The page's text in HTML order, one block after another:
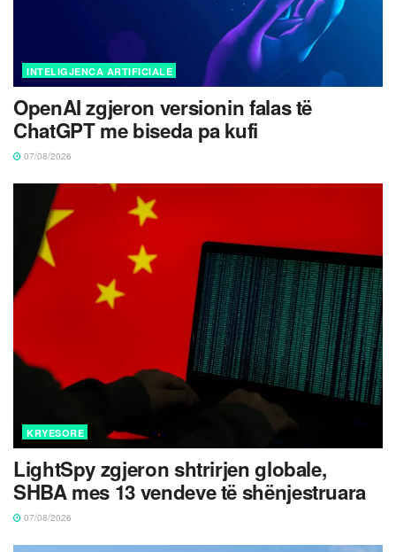
INTELIGJENCA ARTIFICIALE
OpenAI zgjeron versionin falas të
ChatGPT me biseda pa kufi
07/08/2026
KRYESORE
LightSpy zgjeron shtrirjen globale,
SHBA mes 13 vendeve të shënjestruara
07/08/2026